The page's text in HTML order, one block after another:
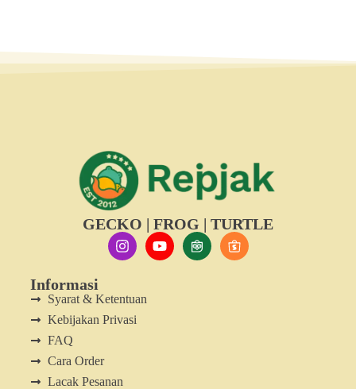
GECKO | FROG | TURTLE
Informasi
Syarat & Ketentuan
Kebijakan Privasi
FAQ
Cara Order
Lacak Pesanan